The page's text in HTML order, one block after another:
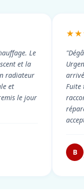
Le
et la
radiateur
et
le jour
Fuite
B